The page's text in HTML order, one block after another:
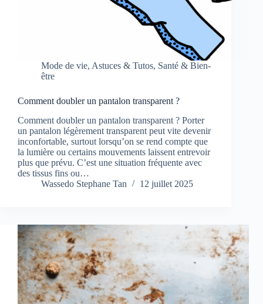
Mode de vie, Astuces & Tutos, Santé & Bien-
être
Comment doubler un pantalon transparent ?
Comment doubler un pantalon transparent ? Porter
un pantalon légèrement transparent peut vite devenir
inconfortable, surtout lorsqu’on se rend compte que
la lumière ou certains mouvements laissent entrevoir
plus que prévu. C’est une situation fréquente avec
des tissus fins ou…
Wassedo Stephane Tan
12 juillet 2025